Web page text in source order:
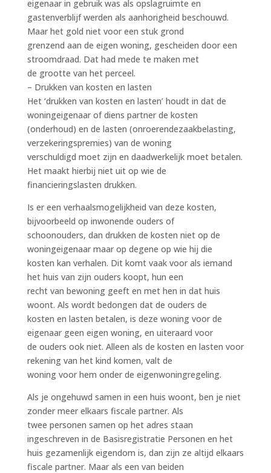
eigenaar in gebruik was als opslagruimte en
gastenverblijf werden als aanhorigheid beschouwd.
Maar het gold niet voor een stuk grond
grenzend aan de eigen woning, gescheiden door een
stroomdraad. Dat had mede te maken met
de grootte van het perceel.
– Drukken van kosten en lasten
Het ‘drukken van kosten en lasten’ houdt in dat de
woningeigenaar of diens partner de kosten
(onderhoud) en de lasten (onroerendezaakbelasting,
verzekeringspremies) van de woning
verschuldigd moet zijn en daadwerkelijk moet betalen.
Het maakt hierbij niet uit op wie de
financieringslasten drukken.
Is er een verhaalsmogelijkheid van deze kosten,
bijvoorbeeld op inwonende ouders of
schoonouders, dan drukken de kosten niet op de
woningeigenaar maar op degene op wie hij die
kosten kan verhalen. Dit komt vaak voor als iemand
het huis van zijn ouders koopt, hun een
recht van bewoning geeft en met hen in dat huis
woont. Als wordt bedongen dat de ouders de
kosten en lasten betalen, is deze woning voor de
eigenaar geen eigen woning, en uiteraard voor
de ouders ook niet. Alleen als de kosten en lasten voor
rekening van het kind komen, valt de
woning voor hem onder de eigenwoningregeling.
Als je ongehuwd samen in een huis woont, ben je niet
zonder meer elkaars fiscale partner. Als
twee personen samen op het adres staan
ingeschreven in de Basisregistratie Personen en het
huis gezamenlijk eigendom is, dan zijn ze altijd elkaars
fiscale partner. Maar als een van beiden